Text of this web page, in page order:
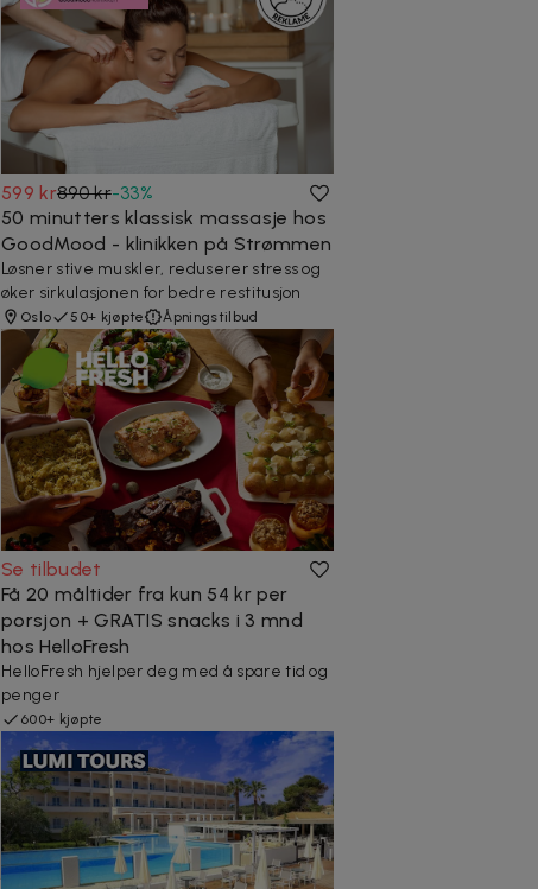
599 kr890 kr-33%
50 minutters klassisk massasje hos
GoodMood - klinikken på Strømmen
Løsner stive muskler, reduserer stress og
øker sirkulasjonen for bedre restitusjon
Oslo 50+ kjøpte Åpningstilbud
Se tilbudet
Få 20 måltider fra kun 54 kr per
porsjon + GRATIS snacks i 3 mnd
hos HelloFresh
HelloFresh hjelper deg med å spare tid og
penger
600+ kjøpte